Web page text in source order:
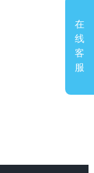
在
线
客
服